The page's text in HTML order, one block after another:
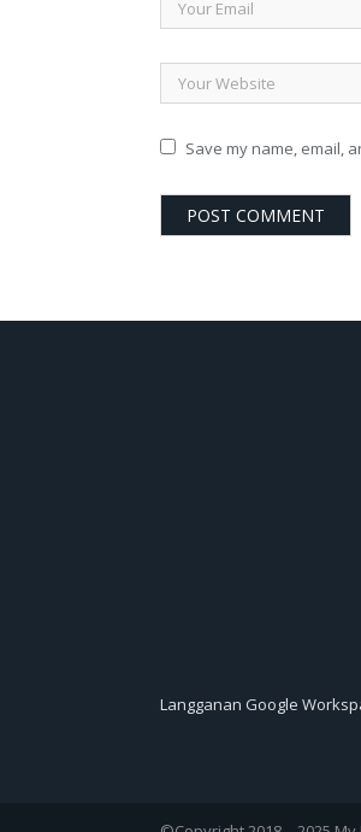
Save my name, email,
Langganan Google